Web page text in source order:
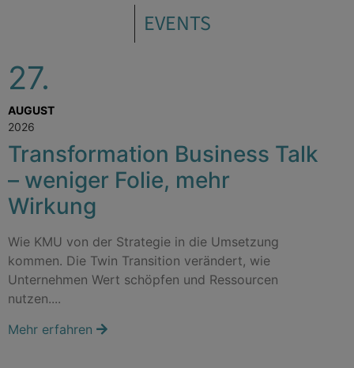
EVENTS
27.
AUGUST
2026
Transformation Business Talk
– weniger Folie, mehr
Wirkung
Wie KMU von der Strategie in die Umsetzung
kommen. Die Twin Transition verändert, wie
Unternehmen Wert schöpfen und Ressourcen
nutzen....
Mehr erfahren